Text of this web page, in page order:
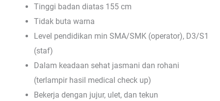
Tinggi badan diatas 155 cm
Tidak buta warna
Level pendidikan min SMA/SMK (operator), D3/S1
(staf)
Dalam keadaan sehat jasmani dan rohani
(terlampir hasil medical check up)
Bekerja dengan jujur, ulet, dan tekun